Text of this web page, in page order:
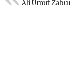
Ali Umut